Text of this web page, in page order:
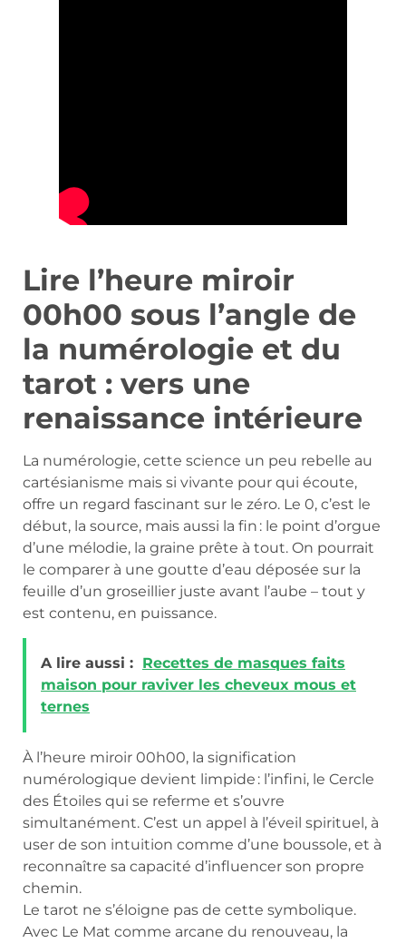
Lire l’heure miroir
00h00 sous l’angle de
la numérologie et du
tarot : vers une
renaissance intérieure
La numérologie, cette science un peu rebelle au
cartésianisme mais si vivante pour qui écoute,
offre un regard fascinant sur le zéro. Le 0, c’est le
début, la source, mais aussi la fin : le point d’orgue
d’une mélodie, la graine prête à tout. On pourrait
le comparer à une goutte d’eau déposée sur la
feuille d’un groseillier juste avant l’aube – tout y
est contenu, en puissance.
A lire aussi : Recettes de masques faits
maison pour raviver les cheveux mous et
ternes
À l’heure miroir 00h00, la signification
numérologique devient limpide : l’infini, le Cercle
des Étoiles qui se referme et s’ouvre
simultanément. C’est un appel à l’éveil spirituel, à
user de son intuition comme d’une boussole, et à
reconnaître sa capacité d’influencer son propre
chemin.
Le tarot ne s’éloigne pas de cette symbolique.
Avec Le Mat comme arcane du renouveau, la